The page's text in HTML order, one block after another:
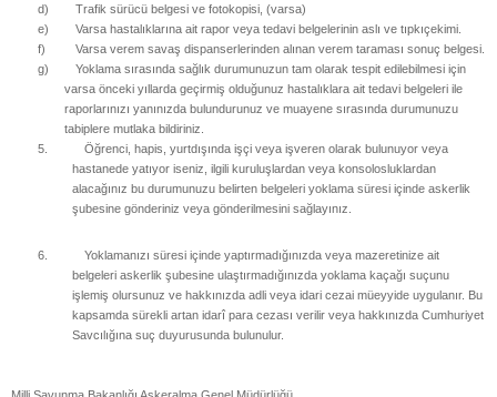
d)
Trafik sürücü belgesi ve fotokopisi, (varsa)
e)
Varsa hastalıklarına ait rapor veya tedavi belgelerinin aslı ve tıpkıçekimi.
f)
Varsa verem savaş dispanserlerinden alınan verem taraması sonuç belgesi.
g)
Yoklama sırasında sağlık durumunuzun tam olarak tespit edilebilmesi için
varsa önceki yıllarda geçirmiş olduğunuz hastalıklara ait tedavi belgeleri ile
raporlarınızı yanınızda bulundurunuz ve muayene sırasında durumunuzu
tabiplere mutlaka bildiriniz.
5.
Öğrenci, hapis, yurtdışında işçi veya işveren olarak bulunuyor veya
hastanede yatıyor iseniz, ilgili kuruluşlardan veya konsolosluklardan
alacağınız bu durumunuzu belirten belgeleri yoklama süresi içinde askerlik
şubesine gönderiniz veya gönderilmesini sağlayınız.
6.
Yoklamanızı süresi içinde yaptırmadığınızda veya mazeretinize ait
belgeleri askerlik şubesine ulaştırmadığınızda yoklama kaçağı suçunu
işlemiş olursunuz ve hakkınızda adli veya idari cezai müeyyide uygulanır. Bu
kapsamda sürekli artan idarî para cezası verilir veya hakkınızda Cumhuriyet
Savcılığına suç duyurusunda bulunulur.